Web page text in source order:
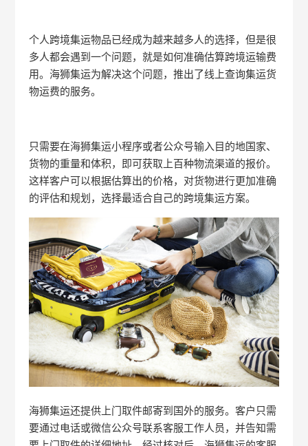
个人跨境集运物品已经成为越来越多人的选择，但是很
多人都会遇到一个问题，就是如何准确估算跨境运输费
用。海狮集运为解决这个问题，推出了线上查询集运货
物运费的服务。
只需要在海狮集运小程序或者公众号输入目的地国家、
货物的重量和体积，即可获取上百种物流渠道的报价。
这样客户可以根据估算出的价格，对货物进行更加准确
的评估和规划，选择最适合自己的跨境集运方案。
海狮集运还提供上门取件邮寄到国外的服务。客户只需
要通过电话或微信公众号联系客服工作人员，并告知需